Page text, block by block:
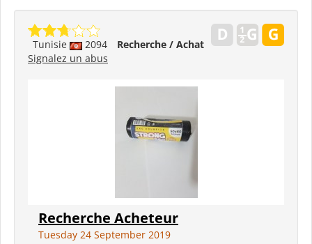
Tunisie 2094
Recherche / Achat
Signalez un abus
Recherche Acheteur
Tuesday 24 September 2019